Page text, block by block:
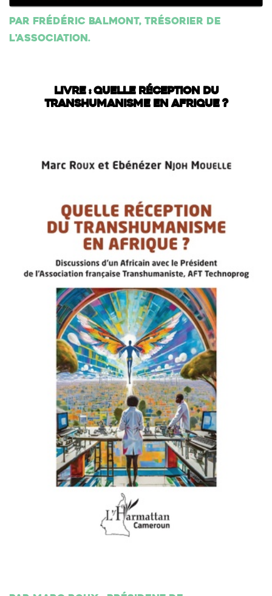
Par Frédéric Balmont, trésorier de
l'association.
LIVRE : QUELLE RÉCEPTION DU
TRANSHUMANISME EN AFRIQUE ?